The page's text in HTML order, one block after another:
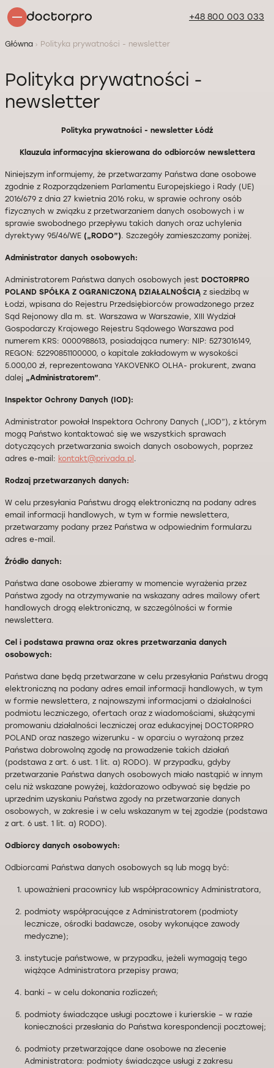
+48 800 003 033
Główna Polityka prywatności - newsletter
Polityka prywatności -
newsletter
Polityka prywatności - newsletter Łódź
Klauzula informacyjna skierowana do odbiorców newslettera
Niniejszym informujemy, że przetwarzamy Państwa dane osobowe
zgodnie z Rozporządzeniem Parlamentu Europejskiego i Rady (UE)
2016/679 z dnia 27 kwietnia 2016 roku, w sprawie ochrony osób
fizycznych w związku z przetwarzaniem danych osobowych i w
sprawie swobodnego przepływu takich danych oraz uchylenia
dyrektywy 95/46/WE („RODO”). Szczegóły zamieszczamy poniżej.
Administrator danych osobowych:
Administratorem Państwa danych osobowych jest DOCTORPRO
POLAND SPÓŁKA Z OGRANICZONĄ DZIAŁALNOŚCIĄ z siedzibą w
Łodzi, wpisana do Rejestru Przedsiębiorców prowadzonego przez
Sąd Rejonowy dla m. st. Warszawa w Warszawie, XIII Wydział
Gospodarczy Krajowego Rejestru Sądowego Warszawa pod
numerem KRS: 0000988613, posiadająca numery: NIP: 5273016149,
REGON: 52290851100000, o kapitale zakładowym w wysokości
5.000,00 zł, reprezentowana YAKOVENKO OLHA- prokurent, zwana
dalej „Administratorem”.
Inspektor Ochrony Danych (IOD):
Administrator powołał Inspektora Ochrony Danych („IOD”), z którym
mogą Państwo kontaktować się we wszystkich sprawach
dotyczących przetwarzania swoich danych osobowych, poprzez
adres e-mail: kontakt@privada.pl .
Rodzaj przetwarzanych danych:
W celu przesyłania Państwu drogą elektroniczną na podany adres
email informacji handlowych, w tym w formie newslettera,
przetwarzamy podany przez Państwa w odpowiednim formularzu
adres e-mail.
Źródło danych:
Państwa dane osobowe zbieramy w momencie wyrażenia przez
Państwa zgody na otrzymywanie na wskazany adres mailowy ofert
handlowych drogą elektroniczną, w szczególności w formie
newslettera.
Cel i podstawa prawna oraz okres przetwarzania danych
osobowych:
Państwa dane będą przetwarzane w celu przesyłania Państwu drogą
elektroniczną na podany adres email informacji handlowych, w tym
w formie newslettera, z najnowszymi informacjami o działalności
podmiotu leczniczego, ofertach oraz z wiadomościami, służącymi
promowaniu działalności leczniczej oraz edukacyjnej DOCTORPRO
POLAND oraz naszego wizerunku - w oparciu o wyrażoną przez
Państwa dobrowolną zgodę na prowadzenie takich działań
(podstawa z art. 6 ust. 1 lit. a) RODO). W przypadku, gdyby
przetwarzanie Państwa danych osobowych miało nastąpić w innym
celu niż wskazane powyżej, każdorazowo odbywać się będzie po
uprzednim uzyskaniu Państwa zgody na przetwarzanie danych
osobowych, w zakresie i w celu wskazanym w tej zgodzie (podstawa
z art. 6 ust. 1 lit. a) RODO).
Odbiorcy danych osobowych:
Odbiorcami Państwa danych osobowych są lub mogą być:
upoważnieni pracownicy lub współpracownicy Administratora,
podmioty współpracujące z Administratorem (podmioty
lecznicze, ośrodki badawcze, osoby wykonujące zawody
medyczne);
instytucje państwowe, w przypadku, jeżeli wymagają tego
wiążące Administratora przepisy prawa;
banki – w celu dokonania rozliczeń;
podmioty świadczące usługi pocztowe i kurierskie – w razie
konieczności przesłania do Państwa korespondencji pocztowej;
podmioty przetwarzające dane osobowe na zlecenie
Administratora: podmioty świadczące usługi z zakresu